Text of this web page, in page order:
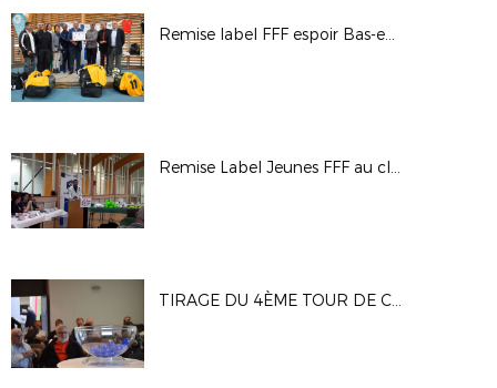
Remise label FFF espoir Bas-en-Basset
Remise Label Jeunes FFF au club de l'US Feillens
TIRAGE DU 4ÈME TOUR DE COUPE GAMBARDELLA CREDIT AGRICOLE : LES PHOTOS